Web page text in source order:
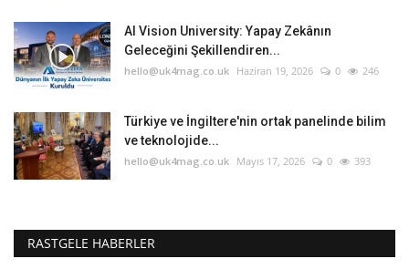
AI Vision University: Yapay Zekânın
Geleceğini Şekillendiren...
hello@uk4mag.co.uk Haziran 19, 2026 0 246
Türkiye ve İngiltere'nin ortak panelinde bilim
ve teknolojide...
hello@uk4mag.co.uk Mayıs 17, 2026 0 393
RASTGELE HABERLER